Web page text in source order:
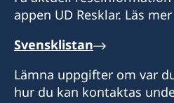
appen UD Resklar. Läs
Svensklistan
Lämna uppgifter om var
hur du kan kontaktas